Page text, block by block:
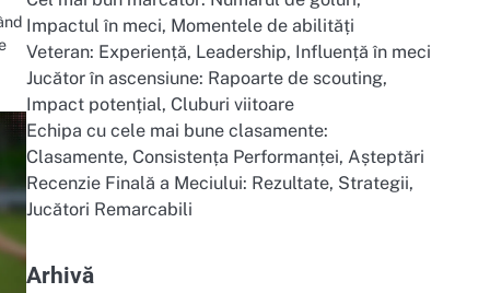
Impactul în meci, Momentele de abilități
Veteran: Experiență, Leadership, Influență în meci
Jucător în ascensiune: Rapoarte de scouting,
Impact potențial, Cluburi viitoare
Echipa cu cele mai bune clasamente:
Clasamente, Consistența Performanței, Așteptări
Recenzie Finală a Meciului: Rezultate, Strategii,
Jucători Remarcabili
Arhivă